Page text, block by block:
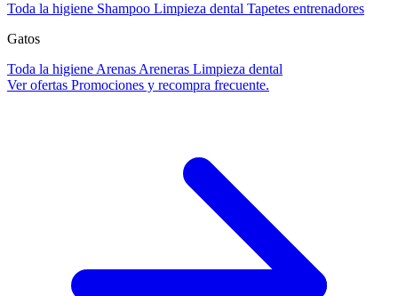
Toda la higiene Shampoo Limpieza dental Tapetes entrenadores
Gatos
Toda la higiene Arenas Areneras Limpieza dental
Ver ofertas Promociones y recompra frecuente.